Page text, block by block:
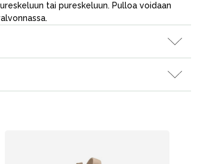
tai pureskeluun. Pulloa voidaan